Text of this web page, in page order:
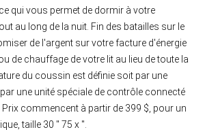
qui vous permet de dormir à votre
au long de la nuit. Fin des batailles sur le
de l'argent sur votre facture d'énergie
de chauffage de votre lit au lieu de toute la
du coussin est définie soit par une
une unité spéciale de contrôle connecté
commencent à partir de 399 $, pour un
taille 30 ″ 75 x ″.